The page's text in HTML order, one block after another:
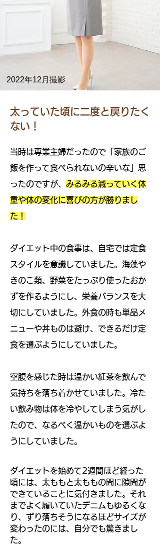
2022年12月撮影
太っていた頃に二度と戻りたく
ない！
当時は専業主婦だったので「家族のご
飯を作って食べられないの辛いな」思
ったのですが、 みるみる減っていく体
重や体の変化に喜びの方が勝りまし
た！
ダイエット中の食事は、自宅では定食
スタイルを意識していました。海藻や
きのこ類、野菜をたっぷり使ったおか
ずを作るようにし、栄養バランスを大
切にしていました。外食の時も単品メ
ニューや丼ものは避け、できるだけ定
食を選ぶようにしていました。
空腹を感じた時は温かい紅茶を飲んで
気持ちを落ち着かせていました。冷た
い飲み物は体を冷やしてしまう気がし
たので、なるべく温かいものを選ぶよ
うにしていました。
ダイエットを始めて2週間ほど経った
頃には、太ももと太ももの間に隙間が
できていることに気付きました。それ
までよく履いていたデニムもゆるくな
り、ずり落ちそうになるほどサイズが
変わったのには、自分でも驚きまし
た。